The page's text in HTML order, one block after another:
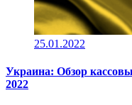
25.01.2022
Украина: Обзор
2022